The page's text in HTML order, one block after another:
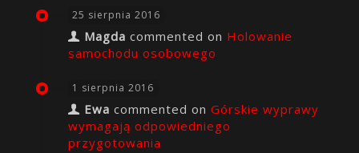
25 sierpnia 2016
Magda commented on Holowanie
samochodu osobowego
1 sierpnia 2016
Ewa commented on Górskie wyprawy
wymagają odpowiedniego
przygotowania